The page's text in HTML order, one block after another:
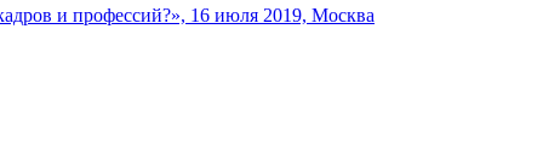
и профессий?», 16 июля 2019, Москва